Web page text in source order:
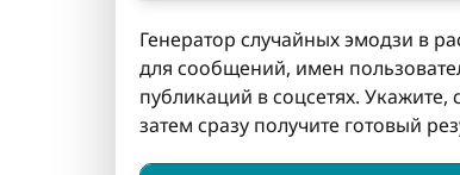
Генератор случайных эмодзи в
для сообщений, имен
публикаций в соцсетях.
затем сразу получите готовый